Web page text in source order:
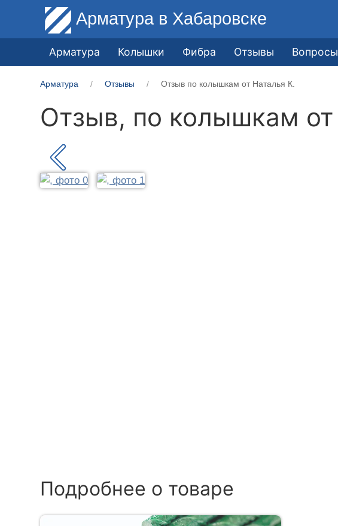
Арматура в Хабаровске
Арматура Колышки Фибра Отзывы Вопросы
Арматура Отзывы Отзыв по колышкам от Наталья К.
Отзыв, по колышкам от
Подробнее о товаре